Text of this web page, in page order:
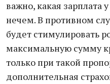
важно, какая зарплата
нечем. В противном
будет стимулировать
максимальную сумму
только при такой
дополнительная